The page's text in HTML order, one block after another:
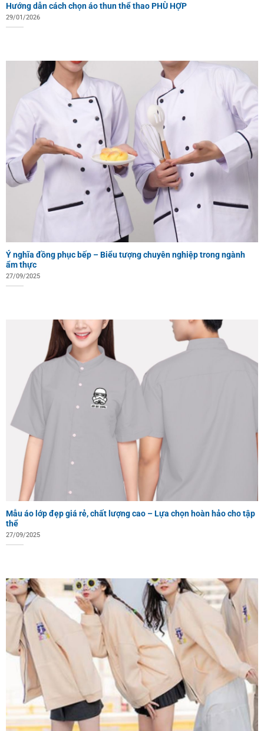
Hướng dẫn cách chọn áo thun thể thao PHÙ HỢP
29/01/2026
Ý nghĩa đồng phục bếp – Biểu tượng chuyên nghiệp trong ngành
ẩm thực
27/09/2025
Mẫu áo lớp đẹp giá rẻ, chất lượng cao – Lựa chọn hoàn hảo cho tập
thể
27/09/2025